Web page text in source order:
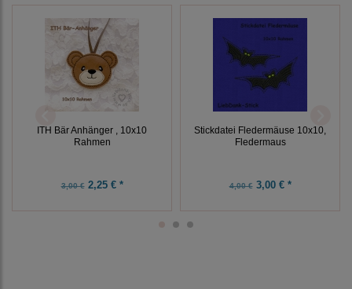
ITH Bär Anhänger , 10x10
Rahmen
3,00 €2,25 € *
Stickdatei Fledermäuse 10x10,
Fledermaus
4,00 €3,00 € *